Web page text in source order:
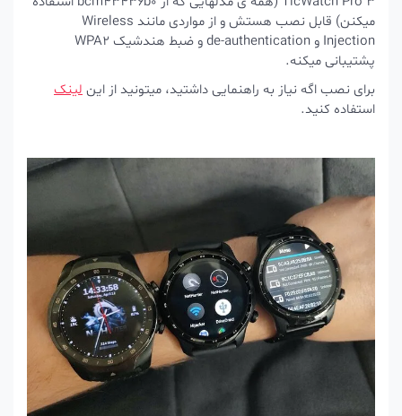
میکنن) قابل نصب هستش و از مواردی مانند Wireless
Injection و de-authentication و ضبط هندشیک WPA2
پشتیبانی میکنه.
برای نصب اگه نیاز به راهنمایی داشتید، میتونید از اینلینک
استفاده کنید.